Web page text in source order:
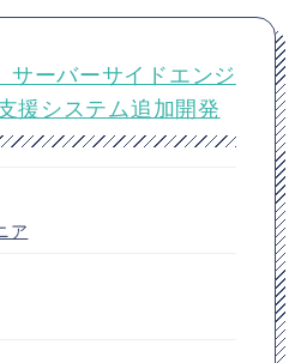
サーバーサイドエンジ
援システム追加開発
ア